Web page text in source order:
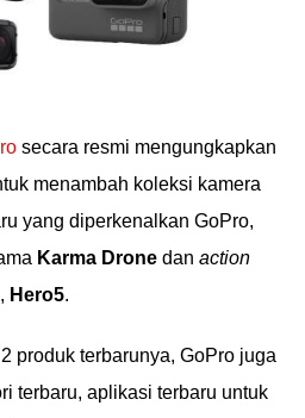
secara resmi mengungkapkan
menambah koleksi kamera
yang diperkenalkan GoPro,
Karma Drone dan action
Hero5.
produk terbarunya, GoPro juga
terbaru, aplikasi terbaru untuk